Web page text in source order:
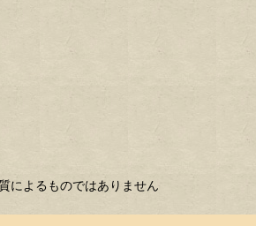
によるものではありません